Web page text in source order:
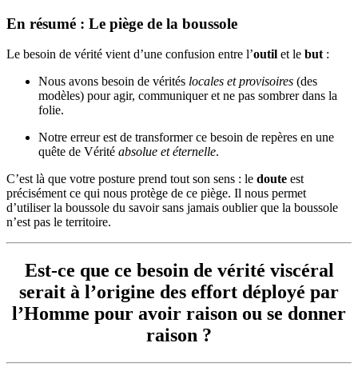
En résumé : Le piège de la boussole
Le besoin de vérité vient d’une confusion entre l’outil et le but :
Nous avons besoin de vérités locales et provisoires (des
modèles) pour agir, communiquer et ne pas sombrer dans la
folie.
Notre erreur est de transformer ce besoin de repères en une
quête de Vérité absolue et éternelle.
C’est là que votre posture prend tout son sens : le doute est
précisément ce qui nous protège de ce piège. Il nous permet
d’utiliser la boussole du savoir sans jamais oublier que la boussole
n’est pas le territoire.
Est-ce que ce besoin de vérité viscéral
serait à l’origine des effort déployé par
l’Homme pour avoir raison ou se donner
raison ?